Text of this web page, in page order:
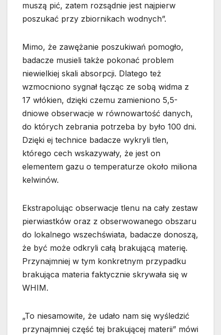
muszą pić, zatem rozsądnie jest najpierw
poszukać przy zbiornikach wodnych”.
Mimo, że zawężanie poszukiwań pomogło,
badacze musieli także pokonać problem
niewielkiej skali absorpcji. Dlatego też
wzmocniono sygnał łącząc ze sobą widma z
17 włókien, dzięki czemu zamieniono 5,5-
dniowe obserwacje w równowartość danych,
do których zebrania potrzeba by było 100 dni.
Dzięki ej technice badacze wykryli tlen,
którego cech wskazywały, że jest on
elementem gazu o temperaturze około miliona
kelwinów.
Ekstrapolując obserwacje tlenu na cały zestaw
pierwiastków oraz z obserwowanego obszaru
do lokalnego wszechświata, badacze donoszą,
że być może odkryli całą brakującą materię.
Przynajmniej w tym konkretnym przypadku
brakująca materia faktycznie skrywała się w
WHIM.
„To niesamowite, że udało nam się wyśledzić
przynajmniej część tej brakującej materii” mówi